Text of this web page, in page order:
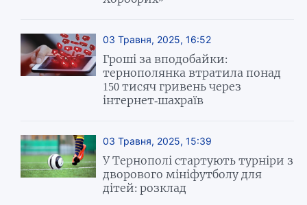
03 Травня, 2025, 16:52
Гроші за вподобайки:
тернополянка втратила понад
150 тисяч гривень через
інтернет-шахраїв
03 Травня, 2025, 15:39
У Тернополі стартують турніри з
дворового мініфутболу для
дітей: розклад